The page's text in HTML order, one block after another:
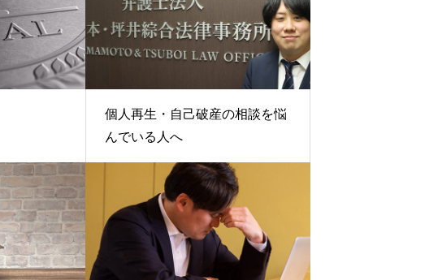
個人再生・自己破産の相談を悩
んでいる人へ